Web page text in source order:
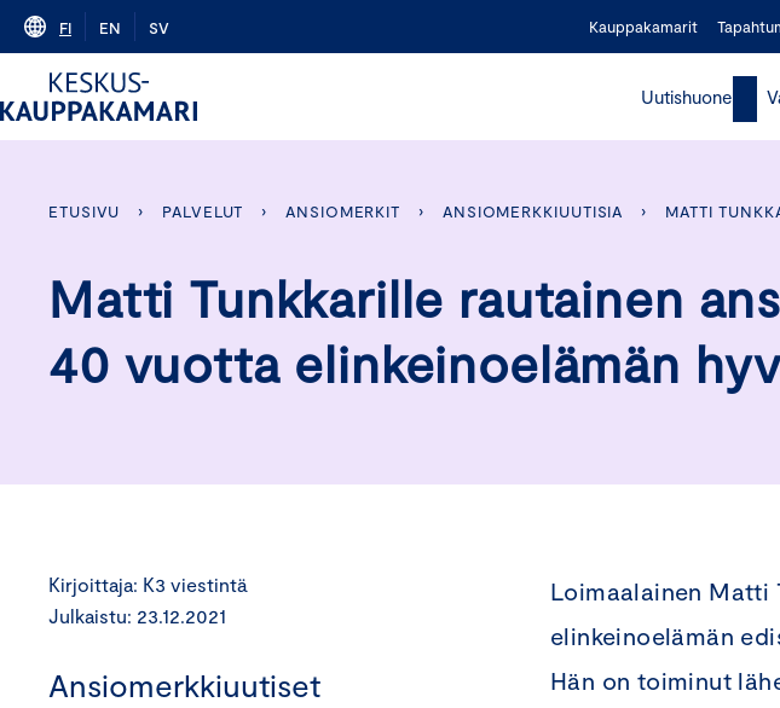
Skip
content
FI EN SV Kauppakamarit
Uutishuone
ETUSIVU › PALVELUT › ANSIOMERKIT › ANSIOMERKKIUUTISIA › MATTI
Matti Tunkkarille rautainen
40 vuotta elinkeinoelämän
Kirjoittaja: K3 viestintä
Julkaistu: 23.12.2021
Ansiomerkkiuutiset
Loimaalainen Matti
elinkeinoelämän
Hän on toiminut